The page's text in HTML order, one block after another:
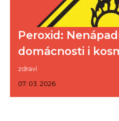
Peroxid:
domácnosti i
zdraví
07. 03. 2026